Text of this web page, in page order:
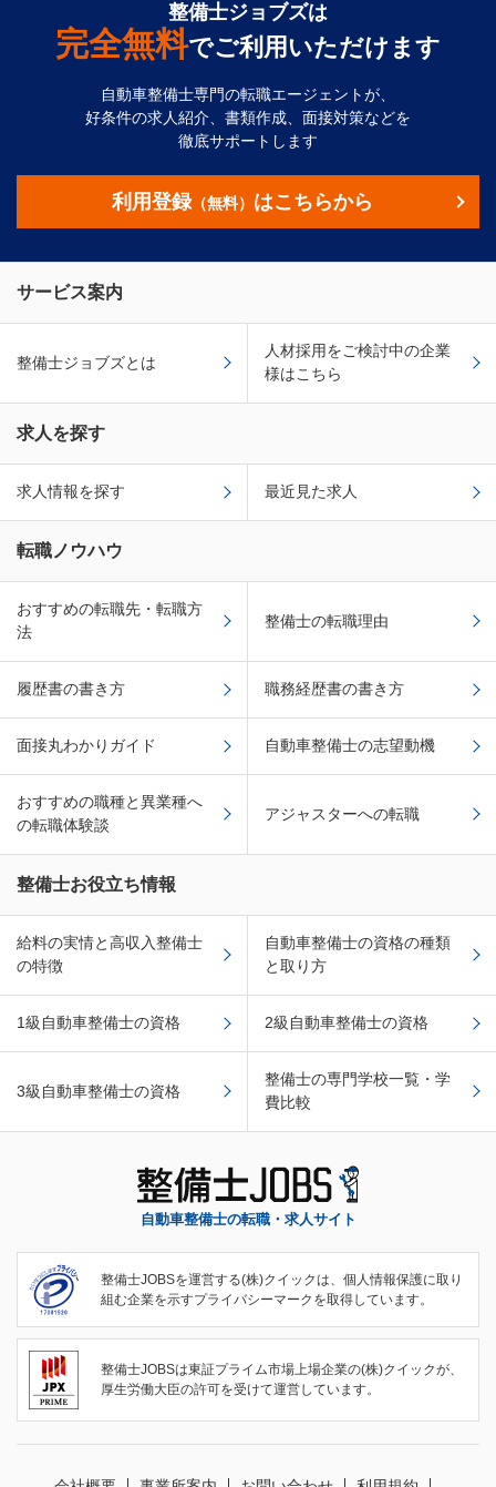
整備士ジョブズは
完全無料でご利用いただけます
自動車整備士専門の転職エージェントが、
好条件の求人紹介、書類作成、面接対策などを
徹底サポートします
利用登録（無料） はこちらから
サービス案内
整備士ジョブズとは
人材採用をご検討中の企業
様はこちら
求人を探す
求人情報を探す 最近見た求人
転職ノウハウ
おすすめの転職先・転職方
法
整備士の転職理由
履歴書の書き方 職務経歴書の書き方
面接丸わかりガイド 自動車整備士の志望動機
おすすめの職種と異業種へ
の転職体験談
アジャスターへの転職
整備士お役立ち情報
給料の実情と高収入整備士
の特徴
自動車整備士の資格の種類
と取り方
1級自動車整備士の資格 2級自動車整備士の資格
3級自動車整備士の資格
整備士の専門学校一覧・学
費比較
自動車整備士の転職・求人サイト
整備士JOBSを運営する(株)クイックは、個人情報保護に取り
組む企業を示すプライバシーマークを取得しています。
整備士JOBSは東証プライム市場上場企業の(株)クイックが、
厚生労働大臣の許可を受けて運営しています。